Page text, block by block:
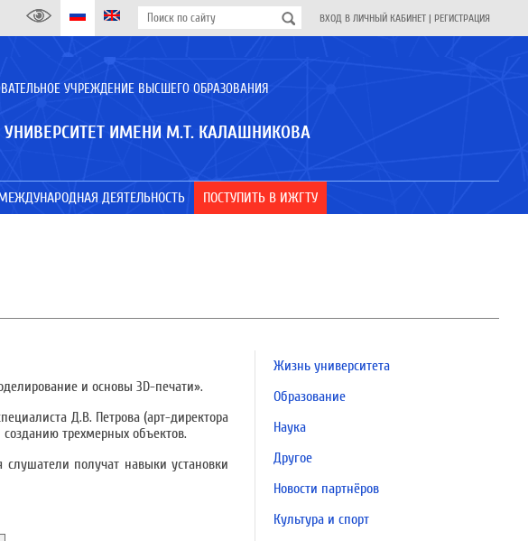
ВХОД В ЛИЧНЫЙ КАБИНЕТ | РЕГИСТРАЦИЯ
УЧРЕЖДЕНИЕ ВЫСШЕГО ОБРАЗОВАНИЯ
ИМЕНИ М.Т. КАЛАШНИКОВА
ДЕЯТЕЛЬНОСТЬ ПОСТУПИТЬ В ИЖГТУ
и основы 3D-печати».
Д.В. Петрова (арт-директора
трехмерных объектов.
получат навыки установки
Жизнь университета
Образование
Наука
Другое
Новости партнёров
Культура и спорт